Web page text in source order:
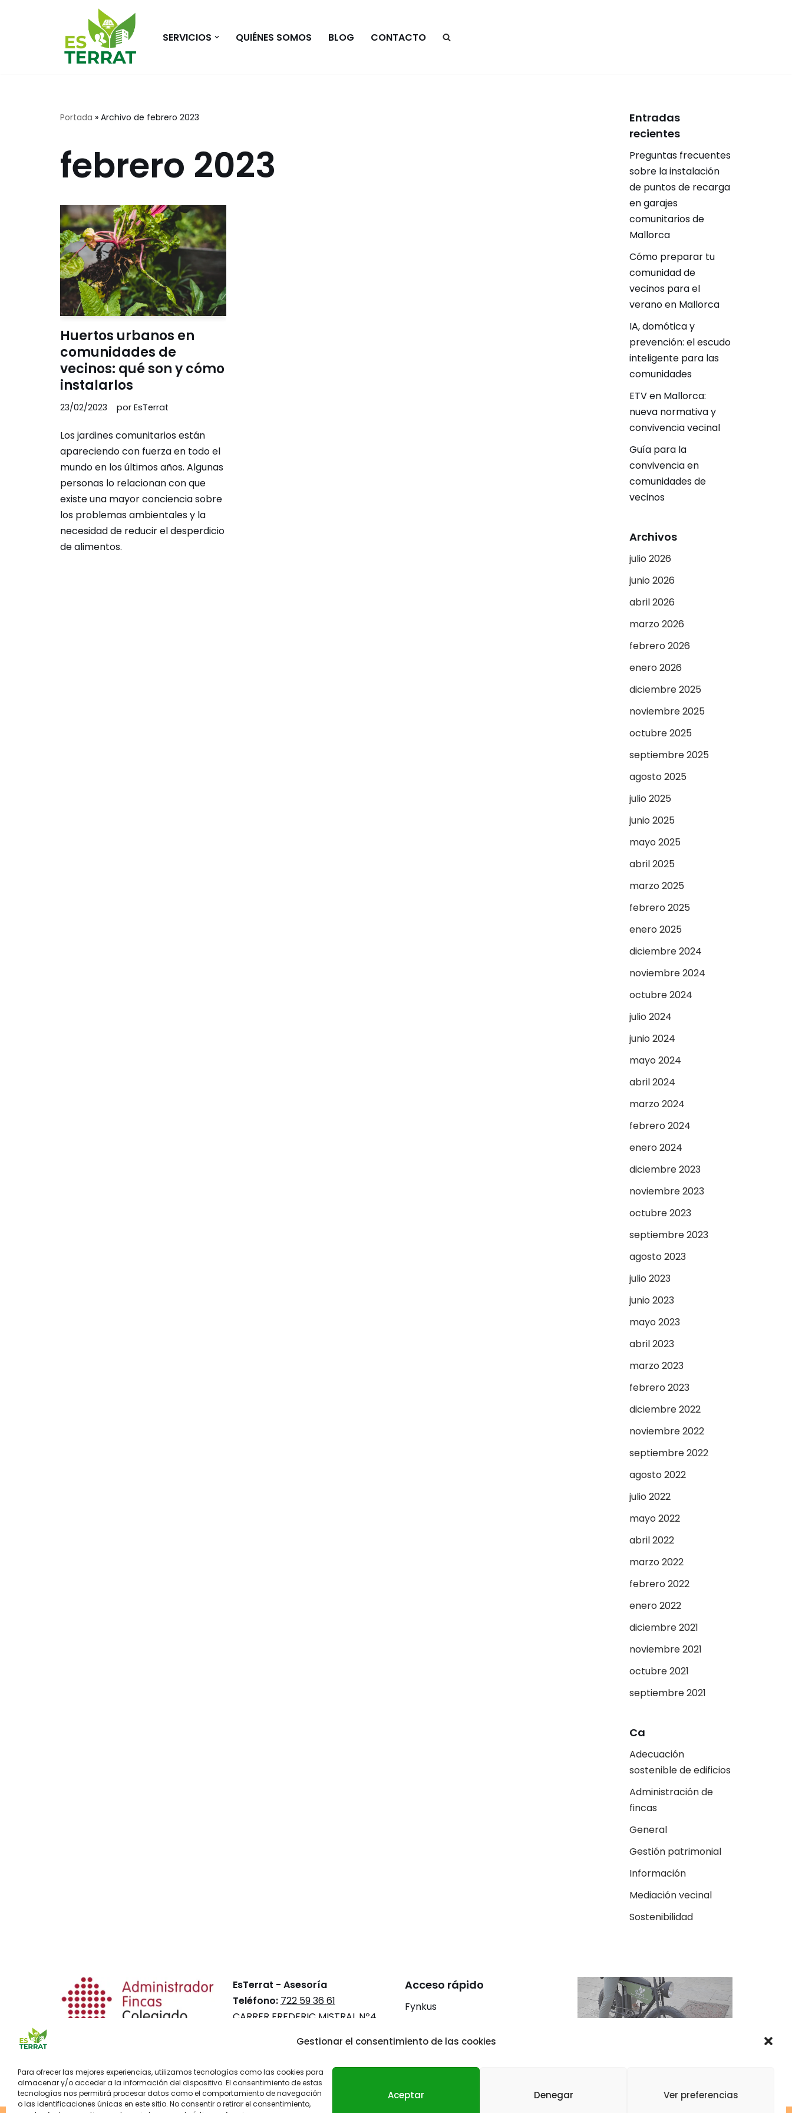
Gestionar el consentimiento de las cookies
Para ofrecer las mejores experiencias, utilizamos tecnologías como las cookies para
almacenar y/o acceder a la información del dispositivo. El consentimiento de estas
tecnologías nos permitirá procesar datos como el comportamiento de navegación
o las identificaciones únicas en este sitio. No consentir o retirar el consentimiento,
Aceptar Denegar Ver preferencias
SERVICIOS QUIÉNES SOMOS BLOG CONTACTO
Portada » Archivo de febrero 2023
febrero 2023
Huertos urbanos en
comunidades de
vecinos: qué son y cómo
instalarlos
23/02/2023 por EsTerrat
Los jardines comunitarios están
apareciendo con fuerza en todo el
mundo en los últimos años. Algunas
personas lo relacionan con que
existe una mayor conciencia sobre
los problemas ambientales y la
necesidad de reducir el desperdicio
de alimentos.
Entradas
recientes
Preguntas frecuentes
sobre la instalación
de puntos de recarga
en garajes
comunitarios de
Mallorca
Cómo preparar tu
comunidad de
vecinos para el
verano en Mallorca
IA, domótica y
prevención: el escudo
inteligente para las
comunidades
ETV en Mallorca:
nueva normativa y
convivencia vecinal
Guía para la
convivencia en
comunidades de
vecinos
Archivos
julio 2026
junio 2026
abril 2026
marzo 2026
febrero 2026
enero 2026
diciembre 2025
noviembre 2025
octubre 2025
septiembre 2025
agosto 2025
julio 2025
junio 2025
mayo 2025
abril 2025
marzo 2025
febrero 2025
enero 2025
diciembre 2024
noviembre 2024
octubre 2024
julio 2024
junio 2024
mayo 2024
abril 2024
marzo 2024
febrero 2024
enero 2024
diciembre 2023
noviembre 2023
octubre 2023
septiembre 2023
agosto 2023
julio 2023
junio 2023
mayo 2023
abril 2023
marzo 2023
febrero 2023
diciembre 2022
noviembre 2022
septiembre 2022
agosto 2022
julio 2022
mayo 2022
abril 2022
marzo 2022
febrero 2022
enero 2022
diciembre 2021
noviembre 2021
octubre 2021
septiembre 2021
Ca
Adecuación
sostenible de edificios
Administración de
fincas
General
Gestión patrimonial
Información
Mediación vecinal
Sostenibilidad
EsTerrat - Asesoría
Teléfono: 722 59 36 61
CARRER FREDERIC MISTRAL Nº4
Acceso rápido
Fynkus
Mediación civil y mercantil
Blog